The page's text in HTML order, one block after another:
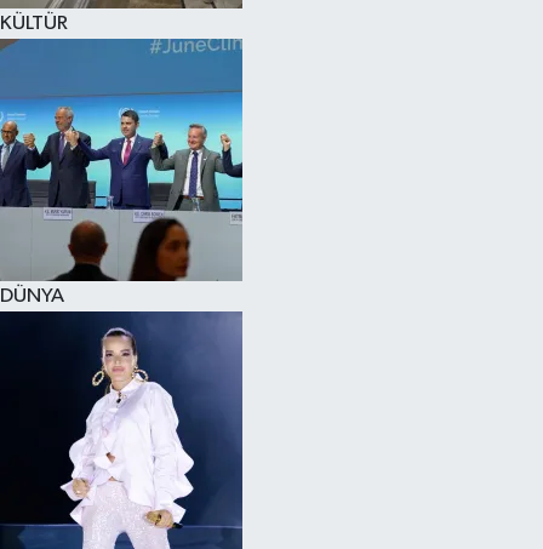
KÜLTÜR
DÜNYA